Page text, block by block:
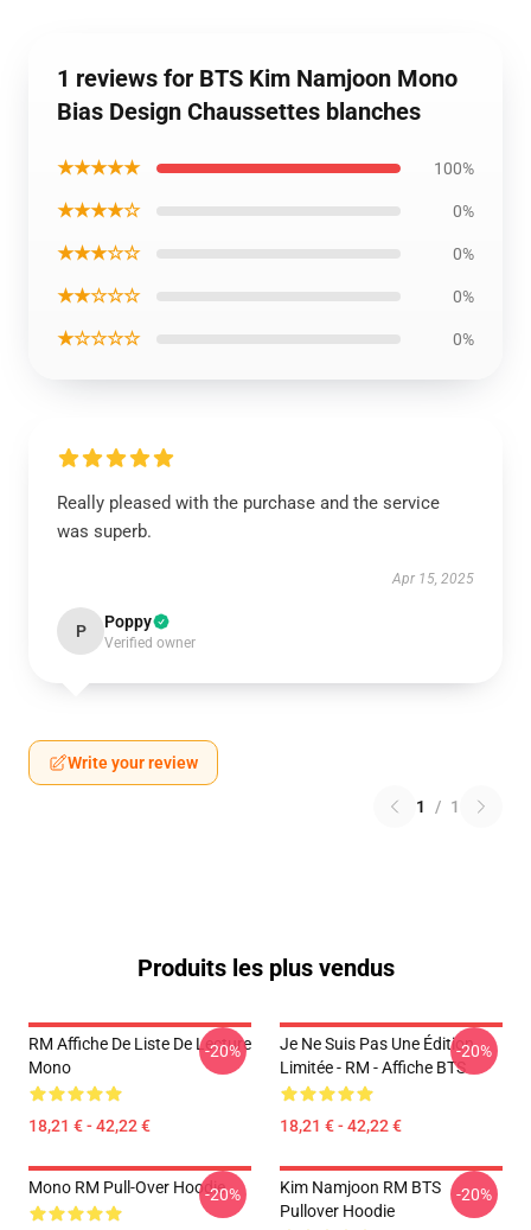
1 reviews for BTS Kim Namjoon Mono
Bias Design Chaussettes blanches
★★★★★ 100%
★★★★☆ 0%
★★★☆☆ 0%
★★☆☆☆ 0%
★☆☆☆☆ 0%
Really pleased with the purchase and the service
was superb.
Apr 15, 2025
P Poppy
Verified owner
Write your review
1 / 1
Produits les plus vendus
RM Affiche De Liste De Lecture
Mono
18,21 € - 42,22 €
-20%
Je Ne Suis Pas Une Édition
Limitée - RM - Affiche BTS
18,21 € - 42,22 €
-20%
Mono RM Pull-Over Hoodie-20%
Kim Namjoon RM BTS
Pullover Hoodie
-20%